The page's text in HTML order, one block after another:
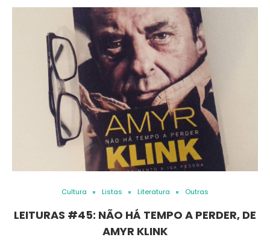
Cultura Listas Literatura Outras
LEITURAS #45: NÃO HÁ TEMPO A PERDER, DE
AMYR KLINK